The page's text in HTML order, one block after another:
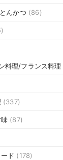
んかつ (86)
料理/フランス料理
(337)
(87)
ド (178)